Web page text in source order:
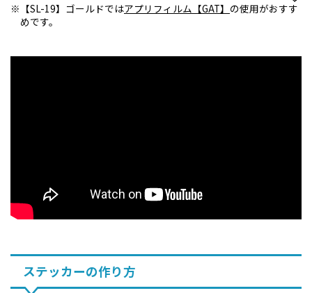
【SL-19】ゴールドではアプリフィルム【GAT】 の使用がおすす
めです。
ステッカーの作り方